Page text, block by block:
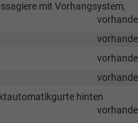
mit Vorhangsystem,
hinten